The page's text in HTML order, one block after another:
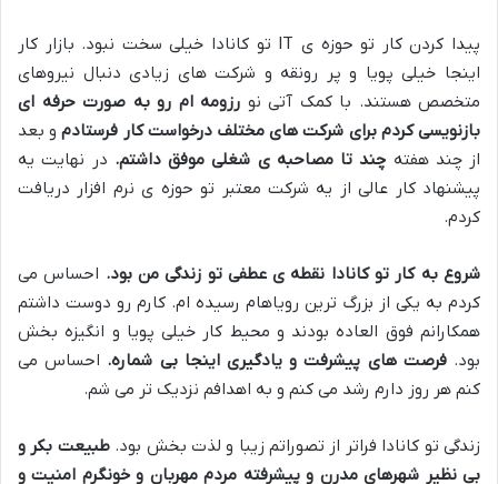
پیدا کردن کار تو حوزه ی تو کانادا خیلی سخت نبود. بازار کار
اینجا خیلی پویا و پر رونقه و شرکت های زیادی دنبال نیروهای
متخصص هستند. با کمک آتی نو رزومه ام رو به صورت حرفه ای
بازنویسی کردم برای شرکت های مختلف درخواست کار فرستادمو بعد
از چند هفته چند تا مصاحبه ی شغلی موفق داشتم. در نهایت یه
پیشنهاد کار عالی از یه شرکت معتبر تو حوزه ی نرم افزار دریافت
کردم.
شروع به کار تو کانادا نقطه ی عطفی تو زندگی من بود. احساس می
کردم به یکی از بزرگ ترین رویاهام رسیده ام. کارم رو دوست داشتم
همکارانم فوق العاده بودند و محیط کار خیلی پویا و انگیزه بخش
بود.فرصت های پیشرفت و یادگیری اینجا بی شماره. احساس می
کنم هر روز دارم رشد می کنم و به اهدافم نزدیک تر می شم.
زندگی تو کانادا فراتر از تصوراتم زیبا و لذت بخش بود.طبیعت بکر و
بی نظیر شهرهای مدرن و پیشرفته مردم مهربان و خونگرم امنیت و